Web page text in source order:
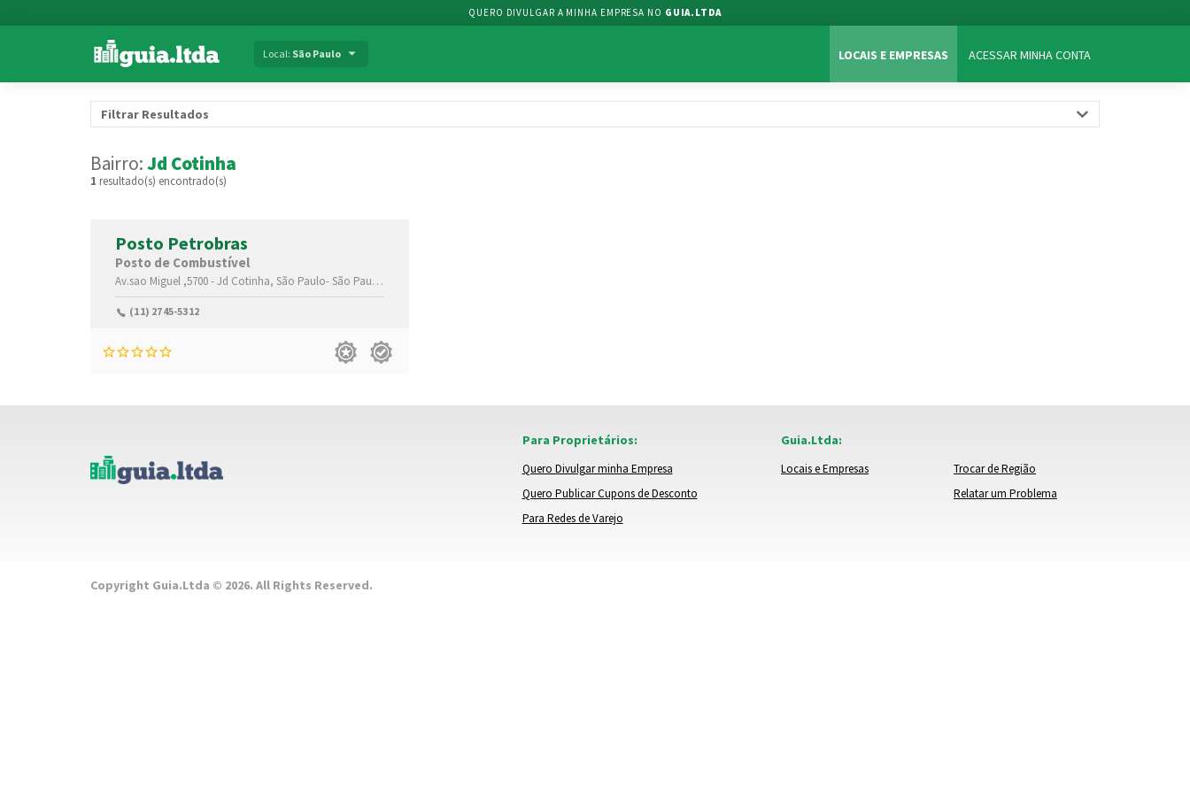
QUERO DIVULGAR A MINHA EMPRESA NO GUIA.LTDA
Local: São Paulo LOCAIS E EMPRESAS ACESSAR MINHA CONTA
Filtrar Resultados
Bairro:Jd Cotinha
1 resultado(s) encontrado(s)
Posto Petrobras
Posto de Combustível
Av.sao Miguel ,5700 -Jd Cotinha, São Paulo-São Paulo(SP)
(11) 2745-5312
Para Proprietários:
Quero Divulgar minha Empresa
Quero Publicar Cupons de Desconto
Para Redes de Varejo
Guia.Ltda:
Locais e Empresas
Trocar de Região
Relatar um Problema
Copyright Guia.Ltda © 2026. All Rights Reserved.